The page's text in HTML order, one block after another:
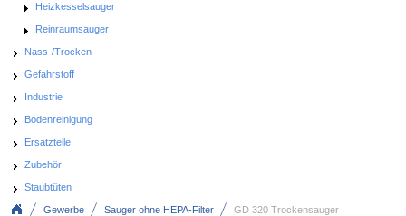
Heizkesselsauger
Reinraumsauger
Nass-/Trocken
Gefahrstoff
Industrie
Bodenreinigung
Ersatzteile
Zubehör
Staubtüten
Gewerbe Sauger ohne HEPA-Filter GD 320 Trockensauger